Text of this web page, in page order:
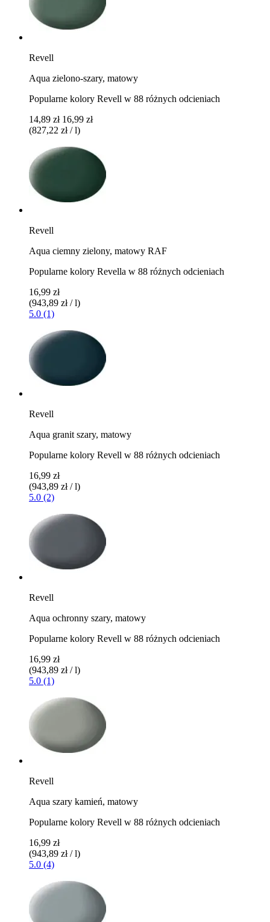
Revell
Aqua zielono-szary, matowy
Popularne kolory Revell w 88 różnych odcieniach
14,89 zł 16,99 zł
(827,22 zł / l)
Revell
Aqua ciemny zielony, matowy RAF
Popularne kolory Revella w 88 różnych odcieniach
16,99 zł
(943,89 zł / l)
5.0 (1)
Revell
Aqua granit szary, matowy
Popularne kolory Revell w 88 różnych odcieniach
16,99 zł
(943,89 zł / l)
5.0 (2)
Revell
Aqua ochronny szary, matowy
Popularne kolory Revell w 88 różnych odcieniach
16,99 zł
(943,89 zł / l)
5.0 (1)
Revell
Aqua szary kamień, matowy
Popularne kolory Revell w 88 różnych odcieniach
16,99 zł
(943,89 zł / l)
5.0 (4)